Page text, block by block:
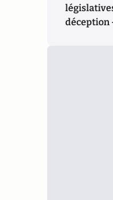
déception